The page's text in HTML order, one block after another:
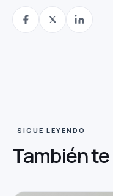
SIGUE LEYENDO
También te